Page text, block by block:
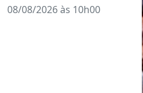
08/08/2026 às 10h00